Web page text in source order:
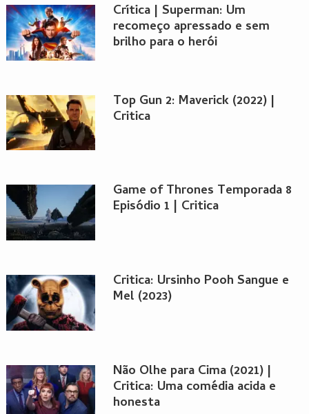
Crítica | Superman: Um
recomeço apressado e sem
brilho para o herói
Top Gun 2: Maverick (2022) |
Critica
Game of Thrones Temporada 8
Episódio 1 | Critica
Critica: Ursinho Pooh Sangue e
Mel (2023)
Não Olhe para Cima (2021) |
Critica: Uma comédia acida e
honesta